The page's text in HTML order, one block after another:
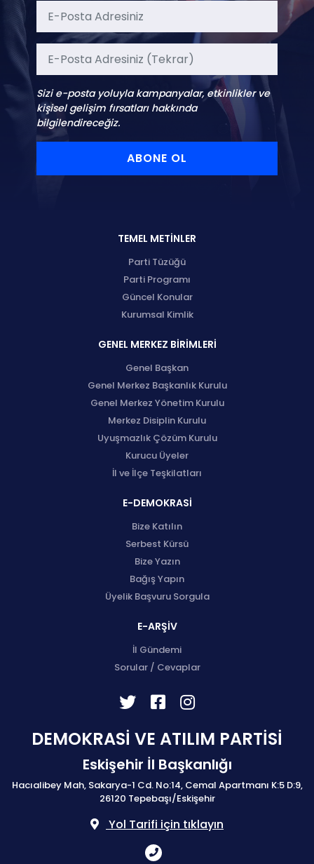
Sizi e-posta yoluyla kampanyalar, etkinlikler ve
kişisel gelişim fırsatları hakkında
bilgilendireceğiz.
ABONE OL
TEMEL METİNLER
Parti Tüzüğü
Parti Programı
Güncel Konular
Kurumsal Kimlik
GENEL MERKEZ BİRİMLERİ
Genel Başkan
Genel Merkez Başkanlık Kurulu
Genel Merkez Yönetim Kurulu
Merkez Disiplin Kurulu
Uyuşmazlık Çözüm Kurulu
Kurucu Üyeler
İl ve İlçe Teşkilatları
E-DEMOKRASİ
Bize Katılın
Serbest Kürsü
Bize Yazın
Bağış Yapın
Üyelik Başvuru Sorgula
E-ARŞİV
İl Gündemi
Sorular / Cevaplar
DEMOKRASİ VE ATILIM PARTİSİ
Eskişehir İl Başkanlığı
Hacıalibey Mah, Sakarya-1 Cd. No:14, Cemal Apartmanı K:5 D:9,
26120 Tepebaşı/Eskişehir
Yol Tarifi için tıklayın